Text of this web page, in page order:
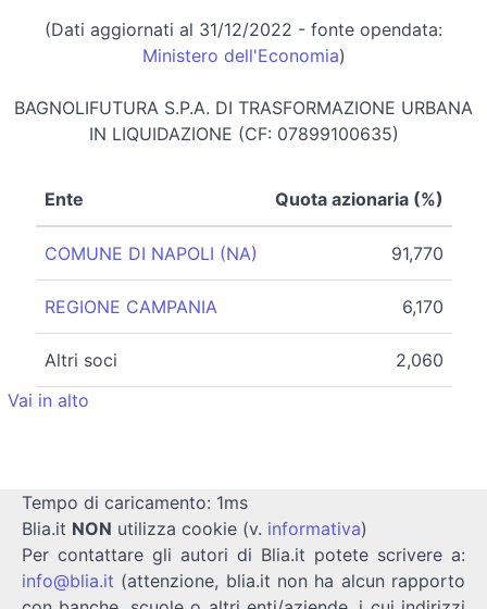
(Dati aggiornati al 31/12/2022 - fonte opendata:
Ministero dell'Economia)
BAGNOLIFUTURA S.P.A. DI TRASFORMAZIONE URBANA
IN LIQUIDAZIONE (CF: 07899100635)
Ente Quota azionaria (%)
COMUNE DI NAPOLI (NA) 91,770
REGIONE CAMPANIA 6,170
Altri soci
2,060
Vai in alto
Tempo di caricamento: 1ms
Blia.it NON utilizza cookie (v. informativa)
Per contattare gli autori di Blia.it potete scrivere a:
info@blia.it (attenzione, blia.it non ha alcun rapporto